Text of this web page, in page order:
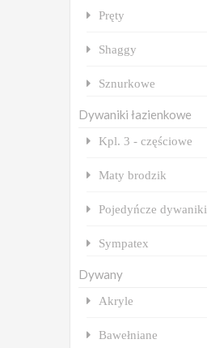
Pręty
Shaggy
Sznurkowe
Dywaniki łazienkowe
Kpl. 3 - częściowe
Maty brodzik
Pojedyńcze dywaniki
Sympatex
Dywany
Akryle
Bawełniane